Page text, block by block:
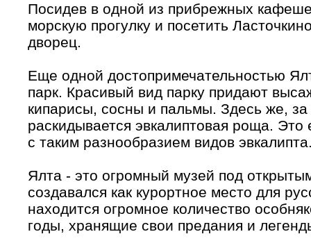
Посидев в одной из прибрежных
морскую прогулку и посетить
дворец.
Еще одной достопримечательностью
парк. Красивый вид парку придают
кипарисы, сосны и пальмы. Здесь же, за
раскидывается эвкалиптовая роща.
с таким разнообразием видов
Ялта - это огромный музей под
создавался как курортное место для
находится огромное количество
годы, хранящие свои предания и